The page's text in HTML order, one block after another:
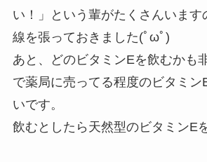
い！」という輩がたくさんいます
線を張っておきました(ﾟωﾟ)
あと、どのビタミンEを飲むかも
で薬局に売ってる程度のビタミン
いです。
飲むとしたら天然型のビタミンE